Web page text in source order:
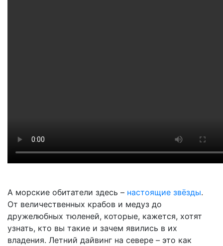
А морские обитатели здесь – настоящие звёзды.
От величественных крабов и медуз до
дружелюбных тюленей, которые, кажется, хотят
узнать, кто вы такие и зачем явились в их
владения. Летний дайвинг на севере – это как